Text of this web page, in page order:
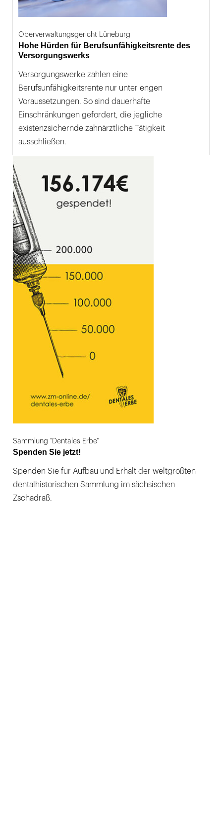
Oberverwaltungsgericht Lüneburg
Hohe Hürden für Berufsunfähigkeitsrente des
Versorgungswerks
Versorgungswerke zahlen eine
Berufsunfähigkeitsrente nur unter engen
Voraussetzungen. So sind dauerhafte
Einschränkungen gefordert, die jegliche
existenzsichernde zahnärztliche Tätigkeit
ausschließen.
Sammlung "Dentales Erbe"
Spenden Sie jetzt!
Spenden Sie für Aufbau und Erhalt der weltgrößten
dentalhistorischen Sammlung im sächsischen
Zschadraß.